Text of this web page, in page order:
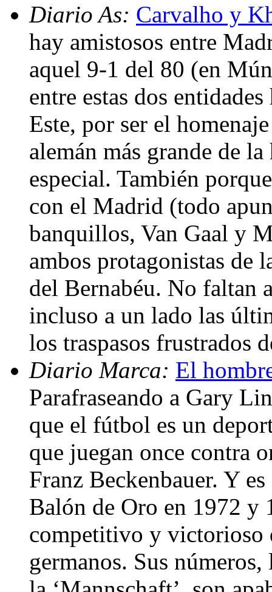
Diario As: Carvalho y
hay amistosos entre
aquel 9-1 del 80 (en
entre estas dos
Este, por ser el
alemán más grande de
especial. También
con el Madrid (todo
banquillos, Van Gaal y
ambos protagonistas de
del Bernabéu. No faltan
incluso a un lado las
los traspasos frustrados
Diario Marca: El
Parafraseando a Gary
que el fútbol es un
que juegan once contra
Franz Beckenbauer. Y
Balón de Oro en 1972 y
competitivo y victorioso
germanos. Sus